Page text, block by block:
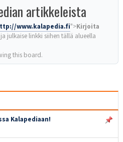
artikkeleista
www.kalapedia.fi">Kirjoita
ja julkaise linkki siihen tällä alueella
this board.
Kalapediaan!